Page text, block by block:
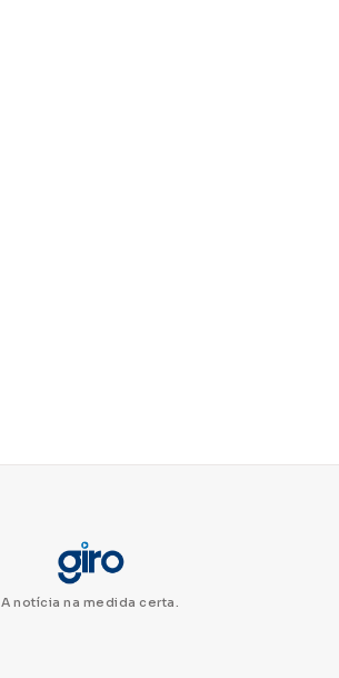
A notícia na medida certa.